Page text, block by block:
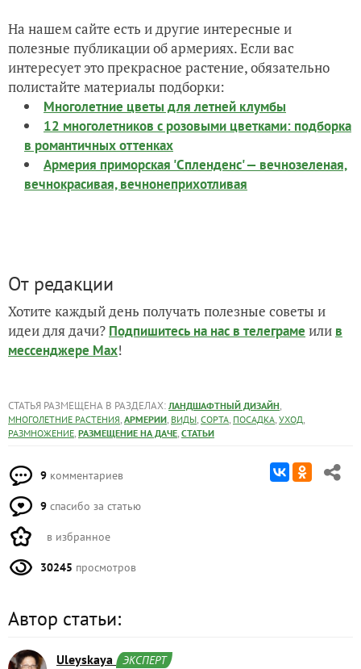
На нашем сайте есть и другие интересные и
полезные публикации об армериях. Если вас
интересует это прекрасное растение, обязательно
полистайте материалы подборки:
Многолетние цветы для летней клумбы
12 многолетников с розовыми цветками: подборка
в романтичных оттенках
Армерия приморская 'Спленденс' — вечнозеленая,
вечнокрасивая, вечнонеприхотливая
От редакции
Хотите каждый день получать полезные советы и
идеи для дачи? Подпишитесь на нас в телеграме или в
мессенджере Max!
СТАТЬЯ РАЗМЕЩЕНА В РАЗДЕЛАХ: ЛАНДШАФТНЫЙ ДИЗАЙН,
МНОГОЛЕТНИЕ РАСТЕНИЯ, АРМЕРИИ, ВИДЫ, СОРТА, ПОСАДКА, УХОД,
РАЗМНОЖЕНИЕ, РАЗМЕЩЕНИЕ НА ДАЧЕ, СТАТЬИ
9 комментариев
9 спасибо за статью
в избранное
30245 просмотров
Автор статьи:
Uleyskaya ЭКСПЕРТ